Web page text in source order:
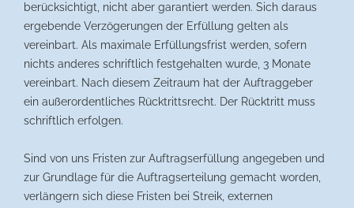
berücksichtigt, nicht aber garantiert werden. Sich daraus
ergebende Verzögerungen der Erfüllung gelten als
vereinbart. Als maximale Erfüllungsfrist werden, sofern
nichts anderes schriftlich festgehalten wurde, 3 Monate
vereinbart. Nach diesem Zeitraum hat der Auftraggeber
ein außerordentliches Rücktrittsrecht. Der Rücktritt muss
schriftlich erfolgen.
Sind von uns Fristen zur Auftragserfüllung angegeben und
zur Grundlage für die Auftragserteilung gemacht worden,
verlängern sich diese Fristen bei Streik, externen